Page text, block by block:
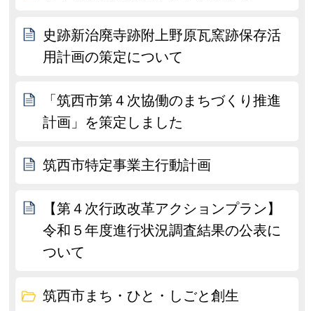
史跡新治廃寺跡附上野原瓦窯跡保存活
用計画の策定について
「筑西市第４次協働のまちづくり推進
計画」を策定しました
筑西市特定事業主行動計画
【第４次行政改革アクションプラン】
令和５年度進行状況調査結果の公表に
ついて
筑西市まち・ひと・しごと創生